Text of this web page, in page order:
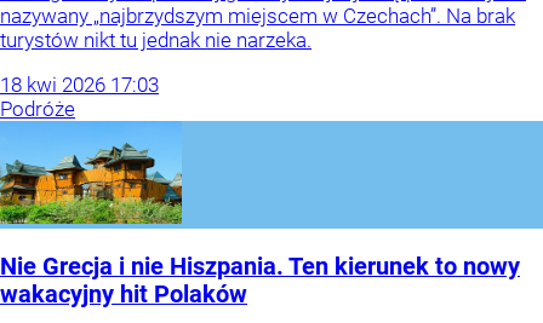
nazywany „najbrzydszym miejscem w Czechach”. Na brak
turystów nikt tu jednak nie narzeka.
18 kwi 2026 17:03
Podróże
Nie Grecja i nie Hiszpania. Ten kierunek to nowy
wakacyjny hit Polaków